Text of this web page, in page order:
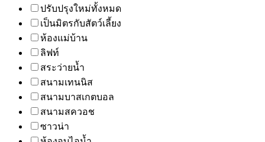
ปรับปรุงใหม่ทั้งหมด
เป็นมิตรกับสัตว์เลี้ยง
ห้องแม่บ้าน
ลิฟท์
สระว่ายน้ำ
สนามเทนนิส
สนามบาสเกตบอล
สนามสควอช
ซาวน่า